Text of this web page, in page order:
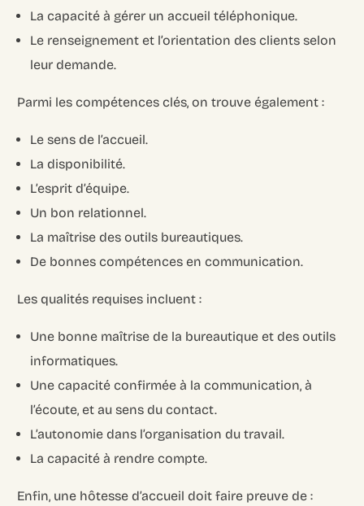
La capacité à gérer un accueil téléphonique.
Le renseignement et l’orientation des clients selon
leur demande.
Parmi les compétences clés, on trouve également :
Le sens de l’accueil.
La disponibilité.
L’esprit d’équipe.
Un bon relationnel.
La maîtrise des outils bureautiques.
De bonnes compétences en communication.
Les qualités requises incluent :
Une bonne maîtrise de la bureautique et des outils
informatiques.
Une capacité confirmée à la communication, à
l’écoute, et au sens du contact.
L’autonomie dans l’organisation du travail.
La capacité à rendre compte.
Enfin, une hôtesse d’accueil doit faire preuve de :